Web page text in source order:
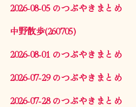
2026-08-05 のつぶやきまとめ
中野散歩(260705)
2026-08-01 のつぶやきまとめ
2026-07-29 のつぶやきまとめ
2026-07-28 のつぶやきまとめ